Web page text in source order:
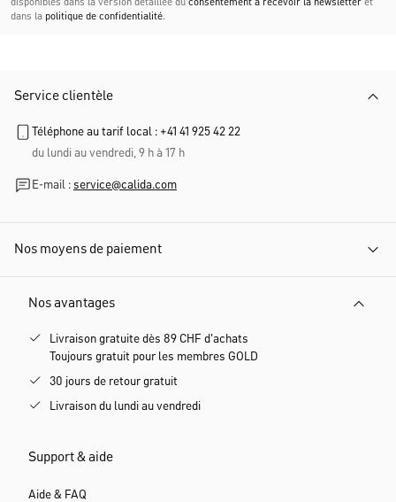
disponibles dans la version détaillée du consentement à recevoir la newsletter et
dans la politique de confidentialité.
Service clientèle
Téléphone au tarif local : +41 41 925 42 22
du lundi au vendredi, 9 h à 17 h
E-mail : service@calida.com
Nos moyens de paiement
Nos avantages
Livraison gratuite dès 89 CHF d'achats
Toujours gratuit pour les membres GOLD
30 jours de retour gratuit
Livraison du lundi au vendredi
Support & aide
Aide & FAQ